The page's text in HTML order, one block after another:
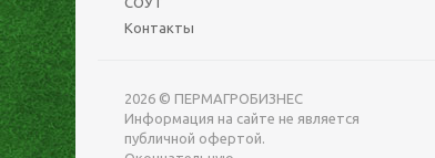
Контакты
2026 © ПЕРМАГРОБИЗНЕС
Информация на сайте не является
публичной офертой.